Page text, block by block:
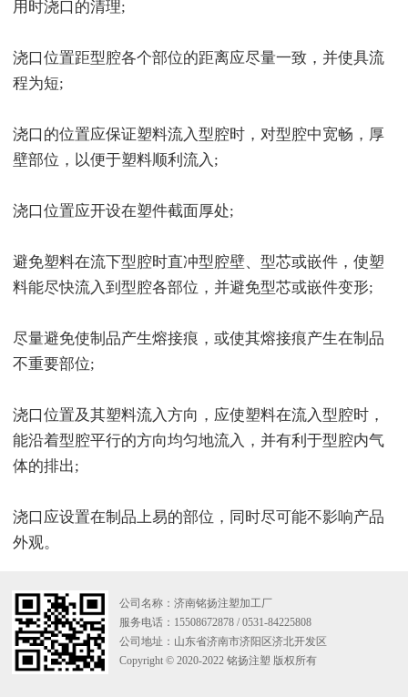
用时浇口的清理;
浇口位置距型腔各个部位的距离应尽量一致，并使具流
程为短;
浇口的位置应保证塑料流入型腔时，对型腔中宽畅，厚
壁部位，以便于塑料顺利流入;
浇口位置应开设在塑件截面厚处;
避免塑料在流下型腔时直冲型腔壁、型芯或嵌件，使塑
料能尽快流入到型腔各部位，并避免型芯或嵌件变形;
尽量避免使制品产生熔接痕，或使其熔接痕产生在制品
不重要部位;
浇口位置及其塑料流入方向，应使塑料在流入型腔时，
能沿着型腔平行的方向均匀地流入，并有利于型腔内气
体的排出;
浇口应设置在制品上易的部位，同时尽可能不影响产品
外观。
公司名称：济南铭扬注塑加工厂
服务电话：15508672878 / 0531-84225808
公司地址：山东省济南市济阳区济北开发区
Copyright © 2020-2022 铭扬注塑 版权所有